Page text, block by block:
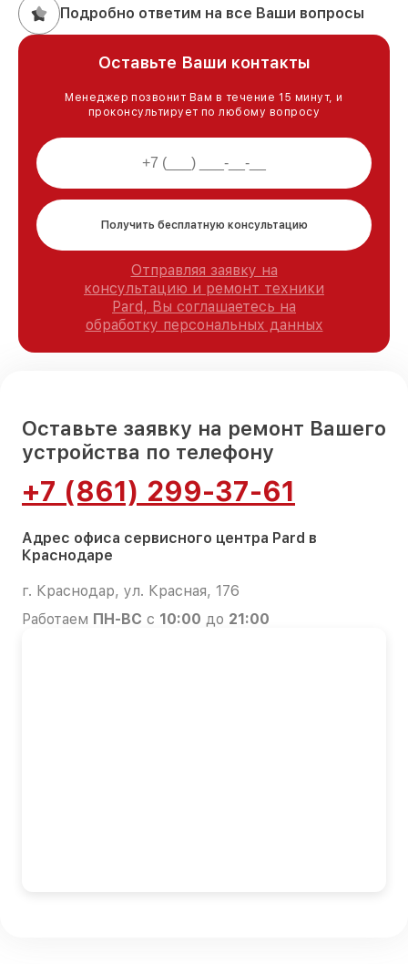
Подробно ответим на все Ваши вопросы
Оставьте Ваши контакты
Менеджер позвонит Вам в течение 15 минут, и
проконсультирует по любому вопросу
Получить бесплатную консультацию
Отправляя заявку на
консультацию и ремонт техники
Pard, Вы соглашаетесь на
обработку персональных данных
Оставьте заявку на ремонт Вашего
устройства по телефону
+7 (861) 299-37-61
Адрес офиса сервисного центра Pard в
Краснодаре
г. Краснодар, ул. Красная, 176
Работаем ПН-ВС с 10:00 до 21:00